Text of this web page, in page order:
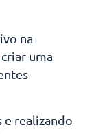
na
criar uma
e realizando